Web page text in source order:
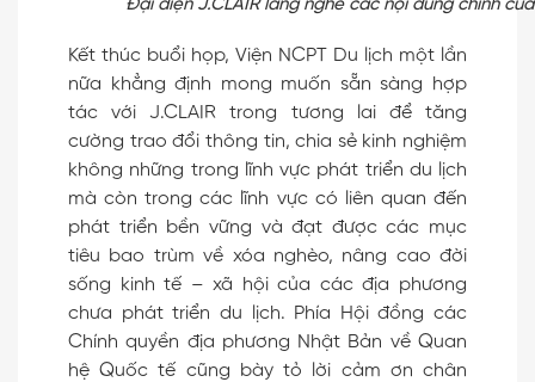
Đại diện J.CLAIR lắng nghe các nội dung chính
Kết thúc buổi họp, Viện NCPT Du lịch một lần
nữa khẳng định mong muốn sẵn sàng hợp
tác với J.CLAIR trong tương lai để tăng
cường trao đổi thông tin, chia sẻ kinh nghiệm
không những trong lĩnh vực phát triển du lịch
mà còn trong các lĩnh vực có liên quan đến
phát triển bền vững và đạt được các mục
tiêu bao trùm về xóa nghèo, nâng cao đời
sống kinh tế – xã hội của các địa phương
chưa phát triển du lịch. Phía Hội đồng các
Chính quyền địa phương Nhật Bản về Quan
hệ Quốc tế cũng bày tỏ lời cảm ơn chân